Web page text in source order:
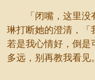
「闭嘴，这里没有
琳打断她的澄清，「
若是我心情好，倒是
多远，别再教我看见